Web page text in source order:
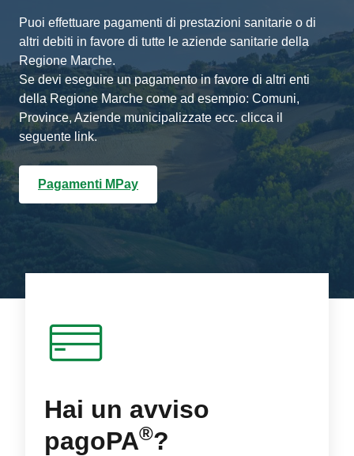
Puoi effettuare pagamenti di prestazioni sanitarie o di
altri debiti in favore di tutte le aziende sanitarie della
Regione Marche.
Se devi eseguire un pagamento in favore di altri enti
della Regione Marche come ad esempio: Comuni,
Province, Aziende municipalizzate ecc. clicca il
seguente link.
Pagamenti MPay
Hai un avviso
pagoPA®?